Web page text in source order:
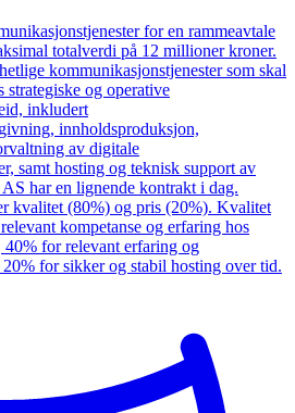
for en rammeavtale
totalverdi på 12 millioner kroner.
kommunikasjonstjenester som skal
strategiske og operative
inkludert
innholdsproduksjon,
av digitale
samt hosting og teknisk support av
har en lignende kontrakt i dag.
kvalitet (80%) og pris (20%). Kvalitet
kompetanse og erfaring hos
for relevant erfaring og
for sikker og stabil hosting over tid.